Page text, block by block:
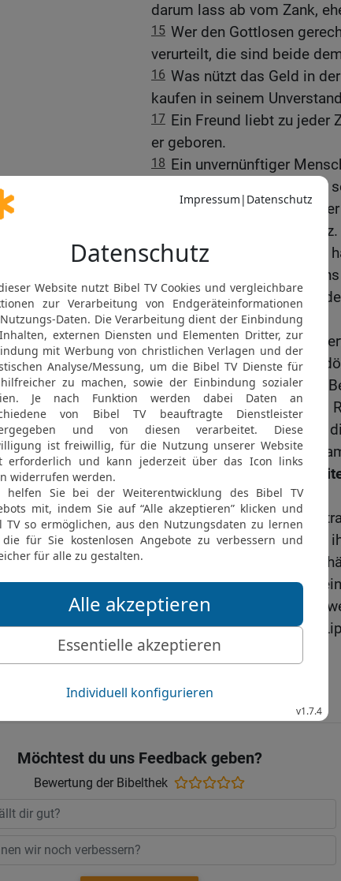
darum lass ab vom Zank,
15 Wer den Gottlosen
verurteilt, die sind beide
16 Was nützt das Geld in
kaufen in seinem
17 Ein Freund liebt zu jeder
er geboren.
18 Ein unvernünftiger
verpflichtet und
Wer Übertretung liebt,
baut, der sucht den Einsturz.
20 Wer ein verkehrtes Herz
arglistige Zunge hat, fällt
21 Wer einen Toren zeugt,
Narren hat keine Freude.
22 Ein fröhliches Herz
niedergeschlagener Geist
23 Der Gottlose nimmt ein
Gewand, um die Pfade des
24 Dem Verständigen liegt
des Toren aber schweifen
Ein törichter Sohn
seiner Mutter Herzeleid.
26 Einen Gerechten zu
nicht, Edle zu schlagen um
Wer seine Worte
kühlen Geistes ist, der ist
28 Selbst ein Narr wird für
verständig, wenn er seine
Möchtest du uns Feedback geben?
Bewertung der Bibelthek